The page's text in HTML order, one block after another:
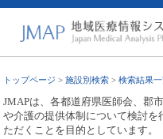
トップページ >施設別検索 >検索結果
JMAPは、各都道府県医師会、郡
や介護の提供体制について検討
ただくことを目的としています。